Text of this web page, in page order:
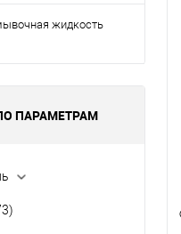
жидкость
ПАРАМЕТРАМ